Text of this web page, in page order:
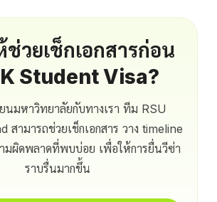
ช่วยเช็กเอกสารก่อน
Student Visa?
นมหาวิทยาลัยกับทางเรา ทีม RSU
สามารถช่วยเช็กเอกสาร วาง timeline
มผิดพลาดที่พบบ่อย เพื่อให้การยื่นวีซ่า
ราบรื่นมากขึ้น